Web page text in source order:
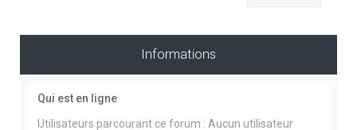
Informations
Qui est en ligne
Utilisateurs parcourant ce forum : Aucun utilisateur